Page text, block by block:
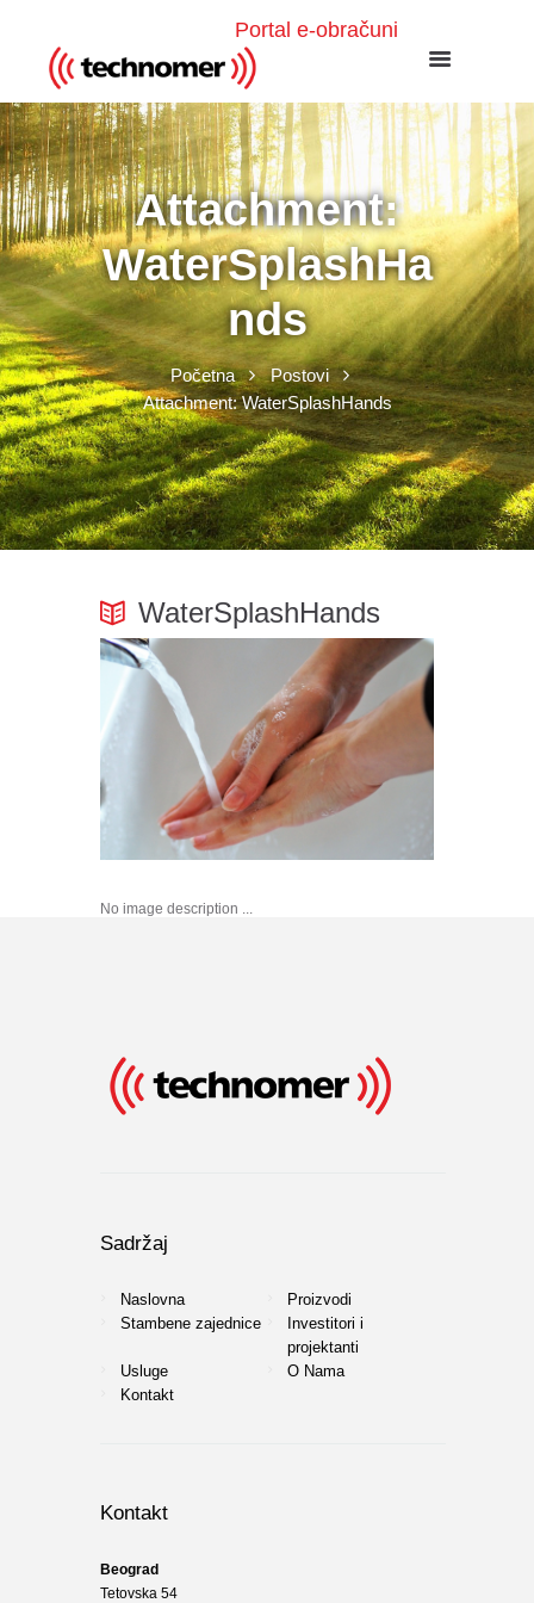
Portal e-obračuni
Attachment:
WaterSplashHa
nds
Početna
Postovi
Attachment: WaterSplashHands
WaterSplashHands
No image description ...
Sadržaj
Naslovna
Proizvodi
Stambene zajednice
Investitori i
projektanti
Usluge
O Nama
Kontakt
Kontakt
Beograd
Tetovska 54